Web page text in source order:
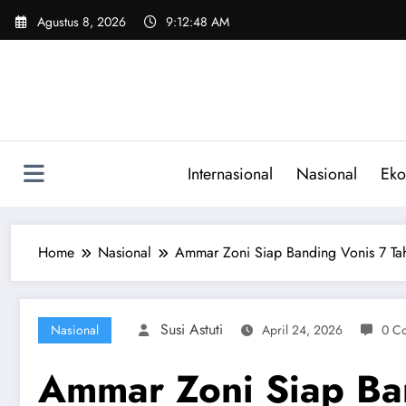
Skip
Agustus 8, 2026 9:12:49 AM
Internasional Nasional
Home Nasional Ammar Zoni Siap Banding Vonis 7
Nasional Susi Astuti April 24, 2026 0
Ammar Zoni Siap